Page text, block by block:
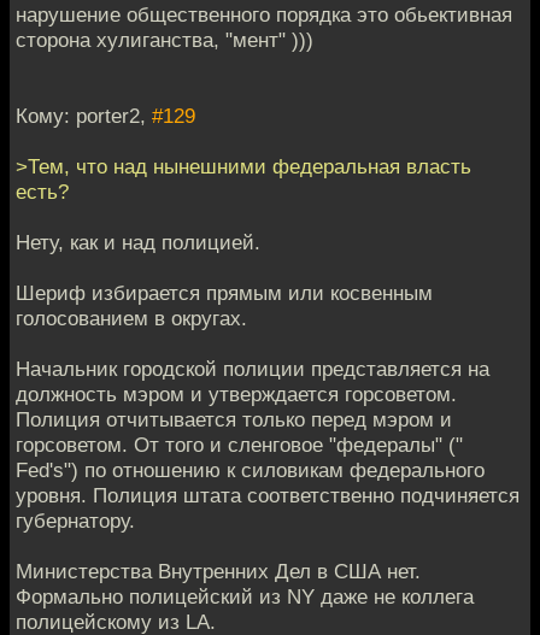
нарушение общественного порядка это обьективная
сторона хулиганства, "мент" )))
Кому: porter2, #129
>Тем, что над нынешними федеральная власть
есть?
Нету, как и над полицией.
Шериф избирается прямым или косвенным
голосованием в округах.
Начальник городской полиции представляется на
должность мэром и утверждается горсоветом.
Полиция отчитывается только перед мэром и
горсоветом. От того и сленговое "федералы" ("
Fed's") по отношению к силовикам федерального
уровня. Полиция штата соответственно подчиняется
губернатору.
Министерства Внутренних Дел в США нет.
Формально полицейский из NY даже не коллега
полицейскому из LA.